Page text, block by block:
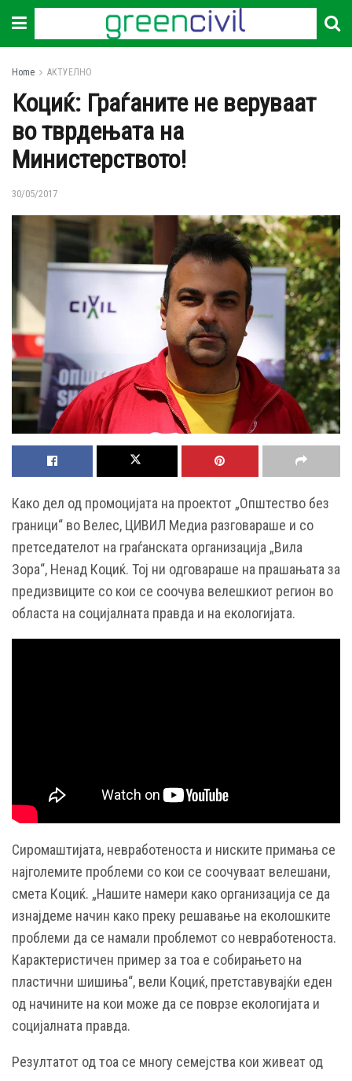
Home АКТУЕЛНО
Коциќ: Граѓаните не веруваат
во тврдењата на
Министерството!
30/05/2017
Како дел од промоцијата на проектот „Општество без
граници“ во Велес, ЦИВИЛ Медиа разговараше и со
претседателот на граѓанската организација „Вила
Зора“, Ненад Коциќ. Тој ни одговараше на прашањата за
предизвиците со кои се соочува велешкиот регион во
областа на социјалната правда и на екологијата.
Сиромаштијата, невработеноста и ниските примања се
најголемите проблеми со кои се соочуваат велешани,
смета Коциќ. „Нашите намери како организација се да
изнајдеме начин како преку решавање на еколошките
проблеми да се намали проблемот со невработеноста.
Карактеристичен пример за тоа е собирањето на
пластични шишиња“, вели Коциќ, претставувајќи еден
од начините на кои може да се поврзе екологијата и
социјалната правда.
Резултатот од тоа се многу семејства кои живеат од